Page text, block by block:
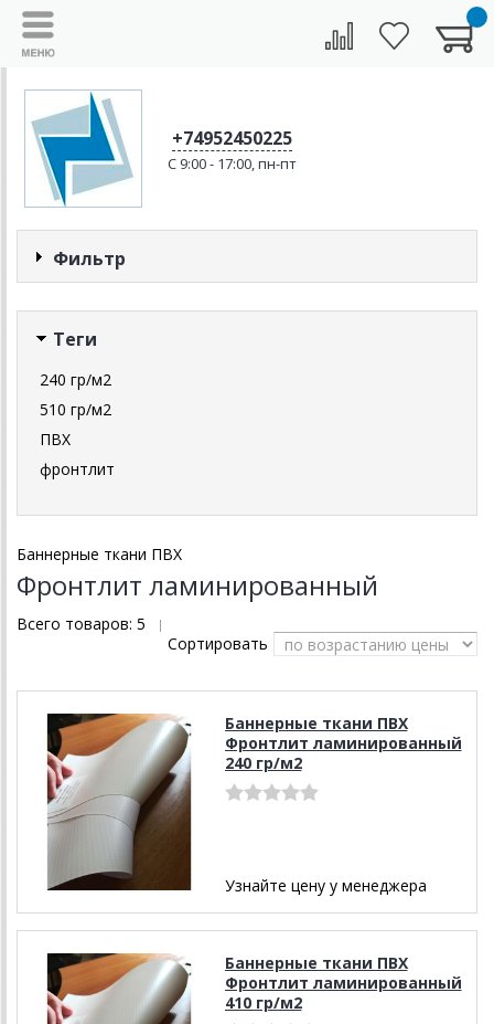
+74952450225
C 9:00 - 17:00, пн-пт
Фильтр
Теги
240 гр/м2
510 гр/м2
ПВХ
фронтлит
Баннерные ткани ПВХ
Фронтлит ламинированный
Всего товаров: 5 |
Сортировать
Баннерные ткани ПВХ
Фронтлит ламинированный
240 гр/м2
Узнайте цену у менеджера
Баннерные ткани ПВХ
Фронтлит ламинированный
410 гр/м2